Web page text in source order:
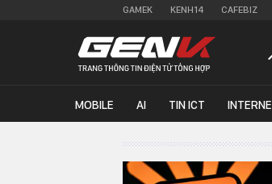
GAMEK KENH14 CAFEBIZ
MOBILE AI TIN ICT